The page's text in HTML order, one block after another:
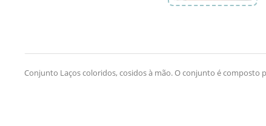
Conjunto Laços coloridos, cosidos à mão. O conjunto é composto